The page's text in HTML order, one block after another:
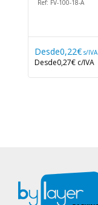
Ref: FV-100-18-A
Desde0,22€ s/IVA
Desde0,27€ c/IVA